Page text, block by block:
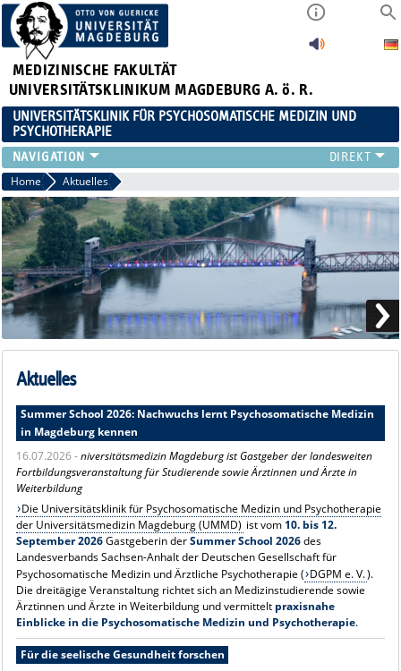
MEDIZINISCHE FAKULTÄT
UNIVERSITÄTSKLINIKUM MAGDEBURG A. ö. R.
UNIVERSITÄTSKLINIK FÜR PSYCHOSOMATISCHE MEDIZIN UND
PSYCHOTHERAPIE
FÜR PATIENTEN
TEAM
ZUWEISER
LEHRE
FORSCHUNG
KARRIERE
AKTUELLES
FÜR ANGEHÖRIGE
Home Aktuelles
Aktuelles
Summer School 2026: Nachwuchs lernt Psychosomatische Medizin
in Magdeburg kennen
16.07.2026 -niversitätsmedizin Magdeburg ist Gastgeber der landesweiten
Fortbildungsveranstaltung für Studierende sowie Ärztinnen und Ärzte in
Weiterbildung
Die Universitätsklinik für Psychosomatische Medizin und Psychotherapie
der Universitätsmedizin Magdeburg (UMMD) ist vom 10. bis 12.
September 2026Gastgeberin derSummer School 2026des
Landesverbands Sachsen-Anhalt der Deutschen Gesellschaft für
Psychosomatische Medizin und Ärztliche Psychotherapie ( DGPM e. V.).
Die dreitägige Veranstaltung richtet sich an Medizinstudierende sowie
Ärztinnen und Ärzte in Weiterbildung und vermittelt praxisnahe
Einblicke in die Psychosomatische Medizin und Psychotherapie.
Für die seelische Gesundheit forschen